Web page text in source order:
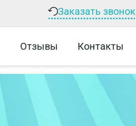
Заказать звонок
Отзывы Контакты